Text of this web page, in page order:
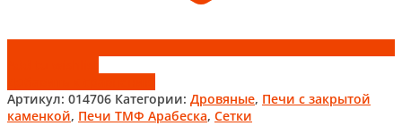
Артикул: 014706 Категории: Дровяные, Печи с закрытой
каменкой, Печи ТМФ Арабеска, Сетки